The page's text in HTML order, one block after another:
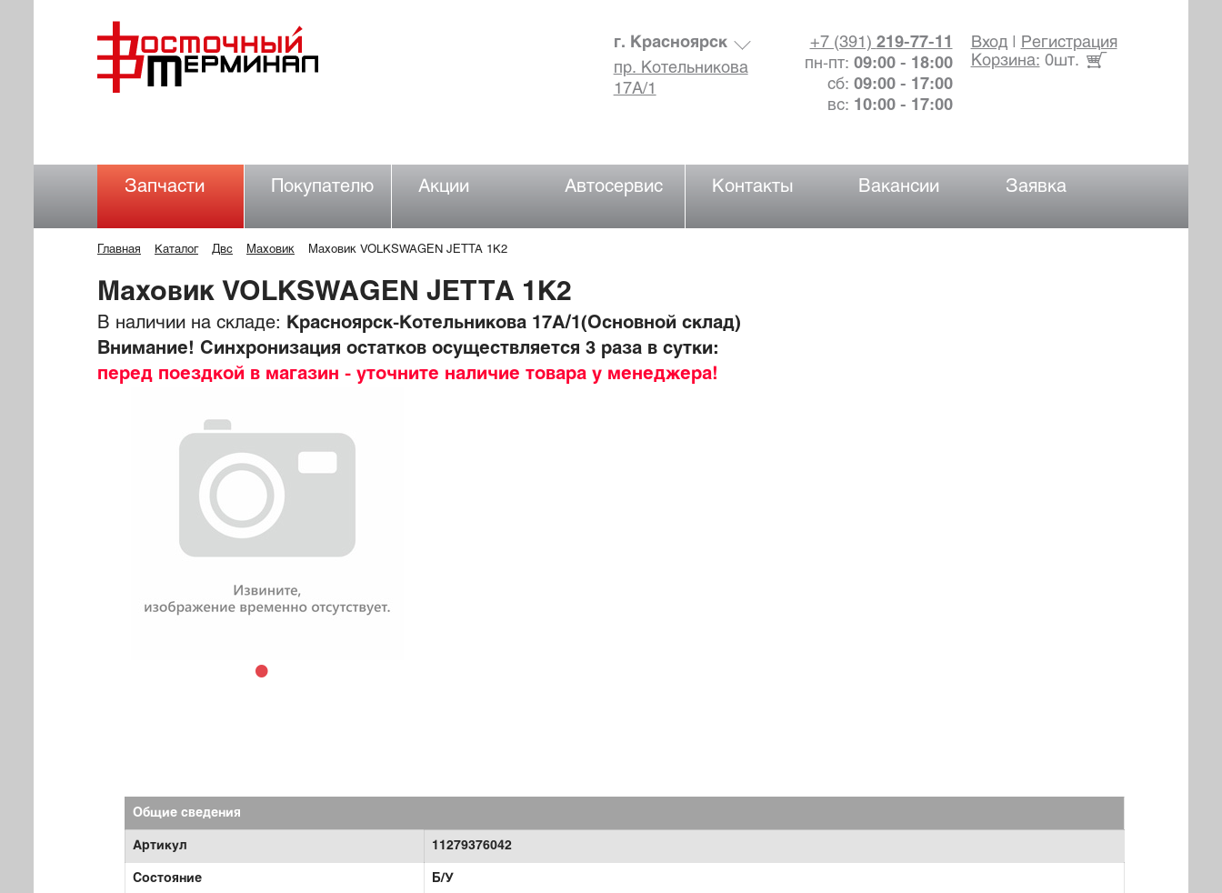
Вход|
Регистрация
Корзина: 0шт.
+7 (391) 219-77-11
пн-пт: 09:00 - 18:00
сб: 09:00 - 17:00
вс: 10:00 - 17:00
г. Красноярск
пр. Котельникова
17А/1
Запчасти Покупателю Акции Автосервис Контакты Вакансии Заявка
Главная Каталог Двс Маховик Маховик VOLKSWAGEN JETTA 1K2
Маховик VOLKSWAGEN JETTA 1K2
В наличии на складе:
Красноярск-Котельникова 17А/1(Основной склад)
Внимание! Синхронизация остатков осуществляется 3 раза в сутки:
перед поездкой в магазин - уточните наличие товара у менеджера!
Общие сведения
Артикул 11279376042
Состояние Б/У